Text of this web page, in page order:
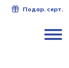
Подар. серт.